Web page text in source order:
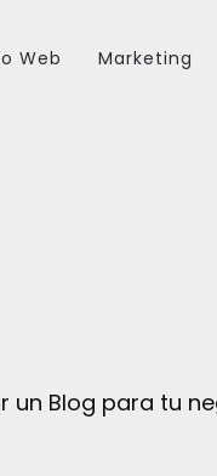
Web Marketing
un Blog para tu